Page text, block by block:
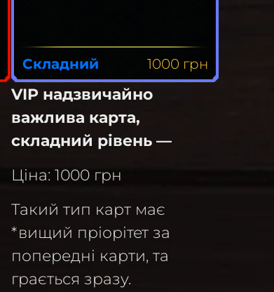
Складний 1000 грн
VIP надзвичайно
важлива карта,
складний рівень —
Ціна: 1000 грн
Такий тип карт має
*вищий пріорітет за
попередні карти, та
грається зразу.